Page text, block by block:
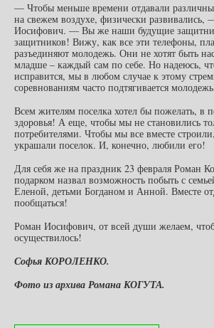
— Чтобы меньше времени отдавали
на свежем воздухе, физически
Иосифович. — Вы же наши будущие
защитников! Вижу, как все эти телефоны,
разъединяют молодежь. Они не хотят быть
младше – каждый сам по себе. Но надеюсь,
исправится, мы в любом случае к этому
соревнованиям часто подтягивается
Всем жителям поселка хотел бы пожелать, в
здоровья! А еще, чтобы мы не становились
потребителями. Чтобы мы все вместе
украшали поселок. И, конечно, любили его!
Для себя же на праздник 23 февраля Роман
подарком назвал возможность побыть с
Еленой, детьми Богданом и Анной. Вместе
пообщаться!
Роман Иосифович, от всей души желаем,
осуществилось!
Софья КОРОЛЕНКО.
Фото из архива Романа КОГУТА.